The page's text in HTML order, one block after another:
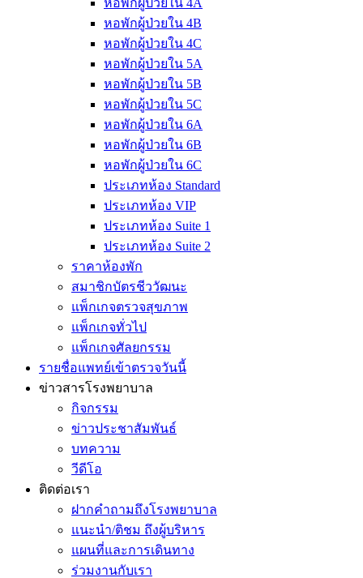
หอพักผู้ป่วยใน 4A
หอพักผู้ป่วยใน 4B
หอพักผู้ป่วยใน 4C
หอพักผู้ป่วยใน 5A
หอพักผู้ป่วยใน 5B
หอพักผู้ป่วยใน 5C
หอพักผู้ป่วยใน 6A
หอพักผู้ป่วยใน 6B
หอพักผู้ป่วยใน 6C
ประเภทห้อง Standard
ประเภทห้อง VIP
ประเภทห้อง Suite 1
ประเภทห้อง Suite 2
ราคาห้องพัก
สมาชิกบัตรชีววัฒนะ
แพ็กเกจตรวจสุขภาพ
แพ็กเกจทั่วไป
แพ็กเกจศัลยกรรม
รายชื่อแพทย์เข้าตรวจวันนี้
ข่าวสารโรงพยาบาล
กิจกรรม
ข่าวประชาสัมพันธ์
บทความ
วีดีโอ
ติดต่อเรา
ฝากคำถามถึงโรงพยาบาล
แนะนำ/ติชม ถึงผู้บริหาร
แผนที่และการเดินทาง
ร่วมงานกับเรา